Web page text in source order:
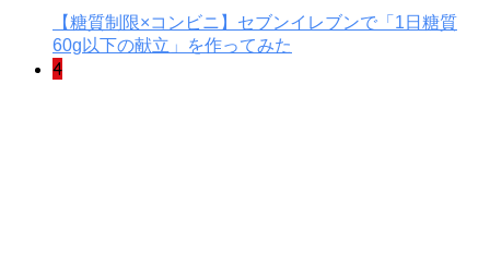
【糖質制限×コンビニ】セブンイレブンで「1日糖質
60g以下の献立」を作ってみた
4